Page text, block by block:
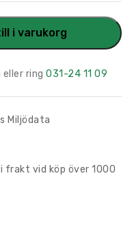
i varukorg
eller ring 031-24 11 09
Miljödata
frakt vid köp över 1000